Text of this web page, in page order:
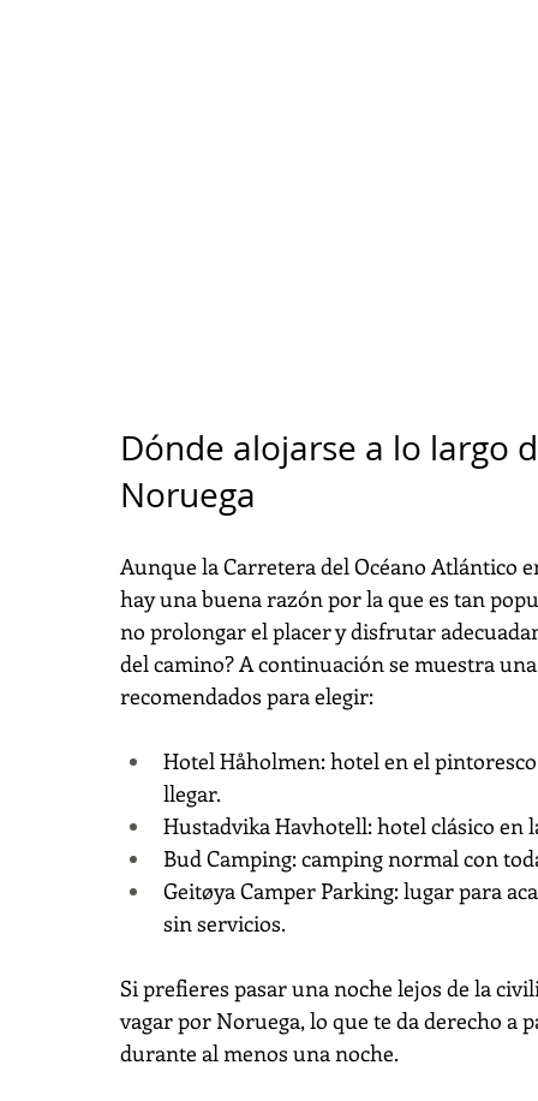
Dónde alojarse a lo largo
Noruega
Aunque la Carretera del Océano Atlántico
hay una buena razón por la que es tan
no prolongar el placer y disfrutar
del camino? A continuación se muestra
recomendados para elegir:
Hotel Håholmen: hotel en el
llegar.
Hustadvika Havhotell: hotel clásico en
Bud Camping: camping normal con
Geitøya Camper Parking: lugar para
sin servicios.
Si prefieres pasar una noche lejos de la
vagar por Noruega, lo que te da derecho
durante al menos una noche.